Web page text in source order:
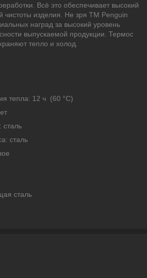
Всё это обеспечивает высокий
чистоты изделия. Не зря ТМ Penguin
наград за высокий уровень
выпускаемой продукции. Термос
тепло и холод.
тепла: 12 ч (60 °C)
сталь
сталь
сталь